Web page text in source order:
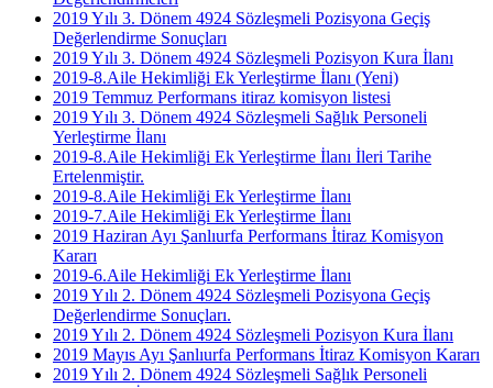
2019 Yılı 3. Dönem 4924 Sözleşmeli Pozisyona Geçiş
Değerlendirme Sonuçları
2019 Yılı 3. Dönem 4924 Sözleşmeli Pozisyon Kura İlanı
2019-8.Aile Hekimliği Ek Yerleştirme İlanı (Yeni)
2019 Temmuz Performans itiraz komisyon listesi
2019 Yılı 3. Dönem 4924 Sözleşmeli Sağlık Personeli
Yerleştirme İlanı
2019-8.Aile Hekimliği Ek Yerleştirme İlanı İleri Tarihe
Ertelenmiştir.
2019-8.Aile Hekimliği Ek Yerleştirme İlanı
2019-7.Aile Hekimliği Ek Yerleştirme İlanı
2019 Haziran Ayı Şanlıurfa Performans İtiraz Komisyon
Kararı
2019-6.Aile Hekimliği Ek Yerleştirme İlanı
2019 Yılı 2. Dönem 4924 Sözleşmeli Pozisyona Geçiş
Değerlendirme Sonuçları.
2019 Yılı 2. Dönem 4924 Sözleşmeli Pozisyon Kura İlanı
2019 Mayıs Ayı Şanlıurfa Performans İtiraz Komisyon Kararı
2019 Yılı 2. Dönem 4924 Sözleşmeli Sağlık Personeli